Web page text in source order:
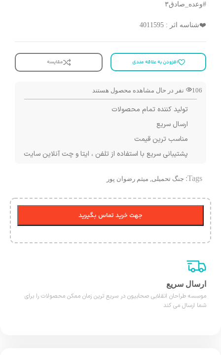
#وعده_صادق۳
❤️شناسه اثر : 4011595
افزودن به علاقه مندی مقایسه
106 نفر در حال مشاهده محصول هستند
تولید کننده تمام محصولات
ارسال سریع
مناسب ترین قیمت
پشتیبانی سریع با استفاده از تلفن ، ایتا و چت آنلاین سایت
Tags: جنگ تحمیلی, میثم رضوان پور
جهت خرید تماس بگیرید
ارسال سریع
موسسه طراحان انقلابی صحابیون در سریع ترین زمان ممکن محصولات را برای
شما ارسال می کند